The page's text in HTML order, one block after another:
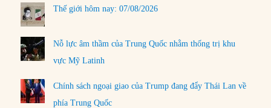
Thế giới hôm nay: 07/08/2026
Nỗ lực âm thầm của Trung Quốc nhằm thống trị khu
vực Mỹ Latinh
Chính sách ngoại giao của Trump đang đẩy Thái Lan về
phía Trung Quốc